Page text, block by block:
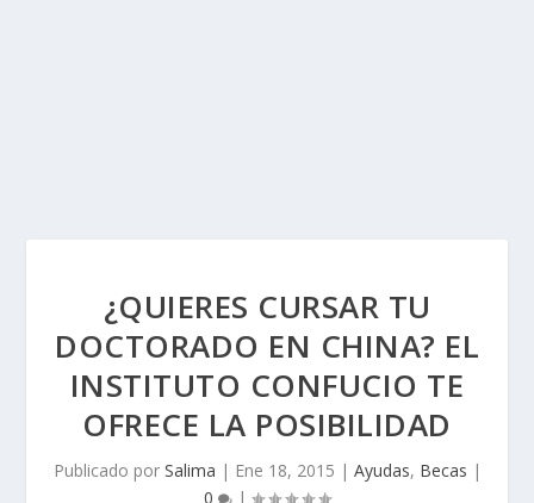
¿QUIERES CURSAR TU
DOCTORADO EN CHINA? EL
INSTITUTO CONFUCIO TE
OFRECE LA POSIBILIDAD
Publicado por Salima | Ene 18, 2015 | Ayudas, Becas |
0
|